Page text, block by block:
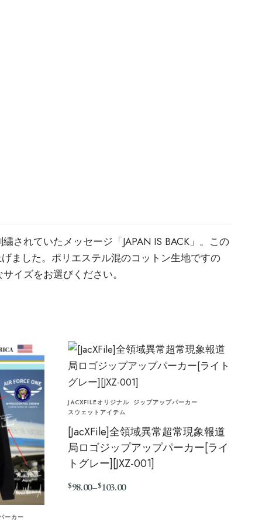
されていたメッセージ「JAPAN IS BACK」。この
ました。ポリエステル混のコットン生地ですの
イズをお選びください。
ーカー
JACXFILEオリジナル ジップアップパーカー
スウェットアイテム
[JacXFile]全領域異常超常現象報道
局ロゴジップアップパーカー[ライ
トグレー][JXZ-001]
$98.00–$103.00